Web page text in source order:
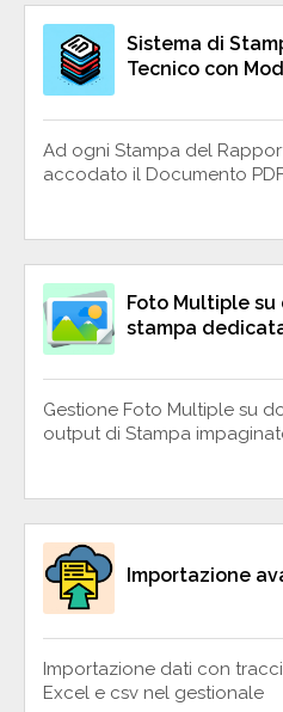
Sistema di
Tecnico con
Ad ogni Stampa del
accodato il Documento
Foto Multiple
stampa
Gestione Foto Multiple su
output di Stampa
Importazione
Importazione dati con
Excel e csv nel gestionale